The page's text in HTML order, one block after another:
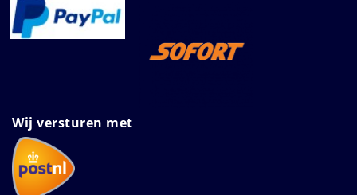
Wij versturen met